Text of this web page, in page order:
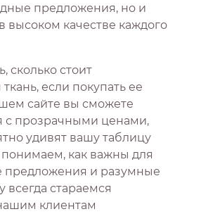
предложения, но и
высоком качестве каждого
сколько стоит
если покупать ее
сайте вы сможете
с прозрачными ценами,
удивят вашу таблицу
как важны для
предложения и разумные
всегда стараемся
клиентам